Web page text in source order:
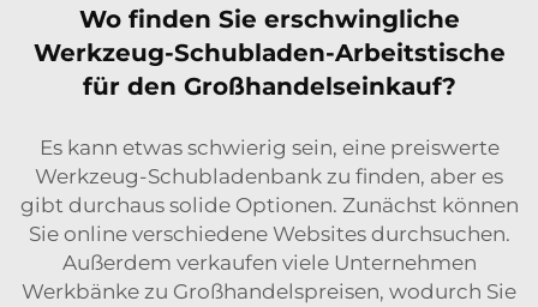
Wo finden Sie erschwingliche
Werkzeug-Schubladen-Arbeitstische
für den Großhandelseinkauf?
Es kann etwas schwierig sein, eine preiswerte
Werkzeug-Schubladenbank zu finden, aber es
gibt durchaus solide Optionen. Zunächst können
Sie online verschiedene Websites durchsuchen.
Außerdem verkaufen viele Unternehmen
Werkbänke zu Großhandelspreisen, wodurch Sie